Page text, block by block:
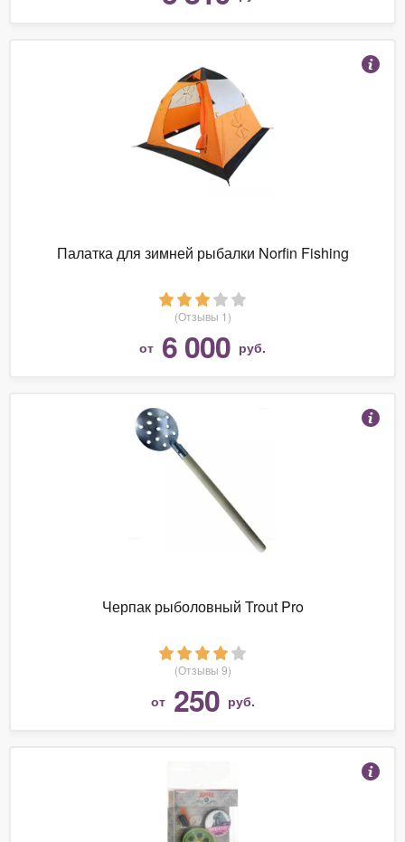
Палатка для зимней рыбалки Norfin Fishing
(Отзывы 1)
от 6 000 руб.
Черпак рыболовный Trout Pro
(Отзывы 9)
от 250 руб.